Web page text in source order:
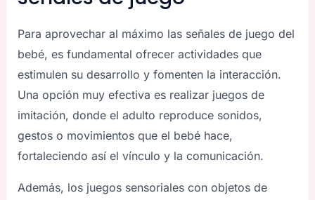
Para aprovechar al máximo las señales de juego del
bebé, es fundamental ofrecer actividades que
estimulen su desarrollo y fomenten la interacción.
Una opción muy efectiva es realizar juegos de
imitación, donde el adulto reproduce sonidos,
gestos o movimientos que el bebé hace,
fortaleciendo así el vínculo y la comunicación.
Además, los juegos sensoriales con objetos de